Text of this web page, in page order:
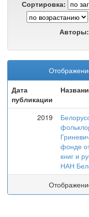
Сортировка:
Авторы:
Дата
публикации
2019
фонде
книг и
НАН